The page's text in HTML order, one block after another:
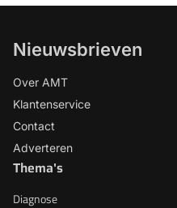
Nieuwsbrieven
Over AMT
Klantenservice
Contact
Adverteren
Thema's
Diagnose